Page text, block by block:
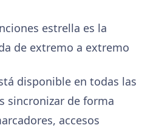
estrella es la
de extremo a extremo
disponible en todas las
sincronizar de forma
accesos